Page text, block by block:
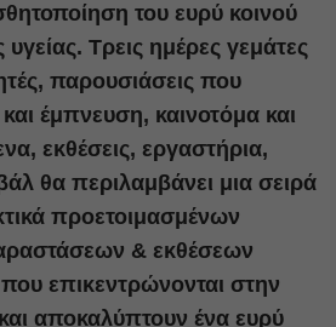
του ευρύ κοινού
Τρεις ημέρες γεμάτες
παρουσιάσεις που
έμπνευση, καινοτόμα και
εκθέσεις, εργαστήρια,
θα περιλαμβάνει μια σειρά
προετοιμασμένων
& εκθέσεων
επικεντρώνονται στην
αποκαλύπτουν ένα ευρύ